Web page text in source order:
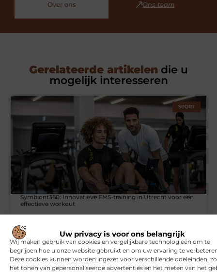
Uw privacy is voor ons belangrijk
Wij maken gebruik van cookies en vergelijkbare technologieën om te
begrijpen hoe u onze website gebruikt en om uw ervaring te
Deze cookies kunnen worden ingezet voor verschillende doeleinden,
het tonen van gepersonaliseerde advertenties en het meten van het
Over ons Ons team
Gerelateerde artikelen die u
mogelijk interesseren
SPORT
Symbiont360: Innovatieve EMS-training in Utrecht voor een
effectieve workout
WONINGEN